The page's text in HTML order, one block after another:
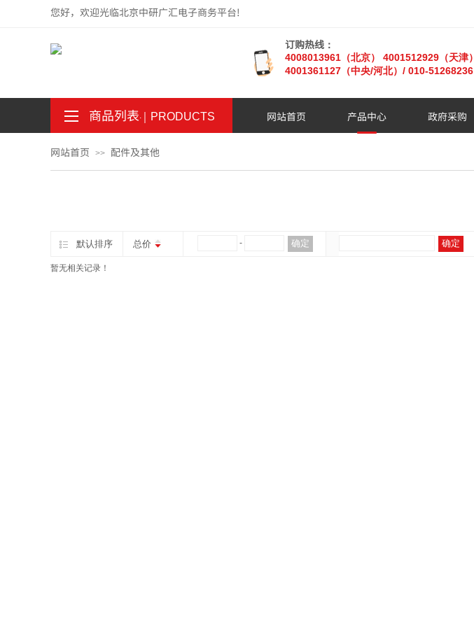
订购热线：
4008013961（北京） 4001512929（天津）
4001361127 （中央/河北） / 010-51268236
您好，欢迎光临北京中研广汇电子商务平台!
商品列表｜ PRODUCTS
.
。 网站首页 产品中心 政府采购
网站首页 >> 配件及其他
默认排序 总价 - 确定 确定
暂无相关记录！